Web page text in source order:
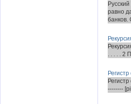
равно
банков.
. . . . . 2
--------